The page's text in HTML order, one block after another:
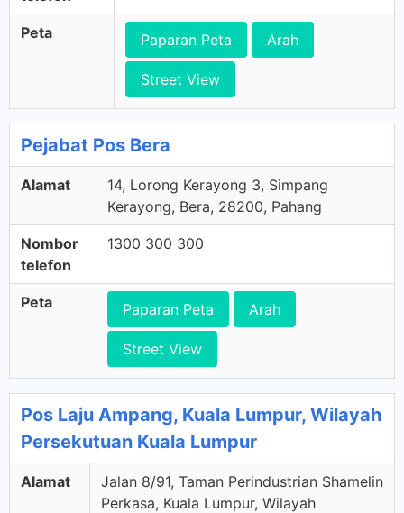
Peta Paparan Peta Arah
Street View
Pejabat Pos Bera
Alamat
14, Lorong Kerayong 3, Simpang
Kerayong, Bera, 28200, Pahang
Nombor
telefon
1300 300 300
Peta Paparan Peta Arah
Street View
Pos Laju Ampang, Kuala Lumpur, Wilayah
Persekutuan Kuala Lumpur
Alamat
Jalan 8/91, Taman Perindustrian Shamelin
Perkasa, Kuala Lumpur, Wilayah